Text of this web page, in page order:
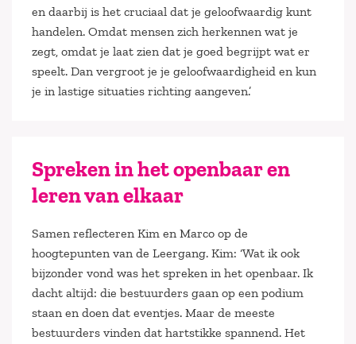
en daarbij is het cruciaal dat je geloofwaardig kunt
handelen. Omdat mensen zich herkennen wat je
zegt, omdat je laat zien dat je goed begrijpt wat er
speelt. Dan vergroot je je geloofwaardigheid en kun
je in lastige situaties richting aangeven.’
Spreken in het openbaar en
leren van elkaar
Samen reflecteren Kim en Marco op de
hoogtepunten van de Leergang. Kim: ‘Wat ik ook
bijzonder vond was het spreken in het openbaar. Ik
dacht altijd: die bestuurders gaan op een podium
staan en doen dat eventjes. Maar de meeste
bestuurders vinden dat hartstikke spannend. Het